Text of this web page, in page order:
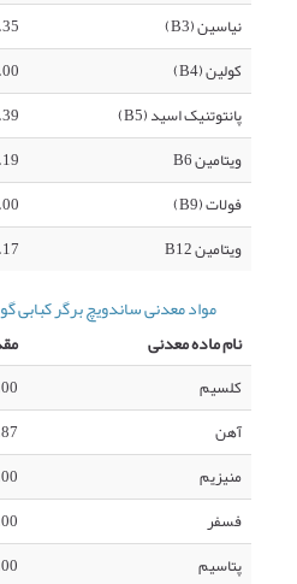
نیاسین (B3)
3.35
کولین (B4)
پانتوتنیک اسید (B5)
0.39
ویتامین B6
0.19
فولات (B9)
ویتامین B12
1.17
مواد معدنی ساندویچ برگر کبابی
نام ماده معدنی
کلسیم
آهن
2.87
منیزیم
فسفر
پتاسیم